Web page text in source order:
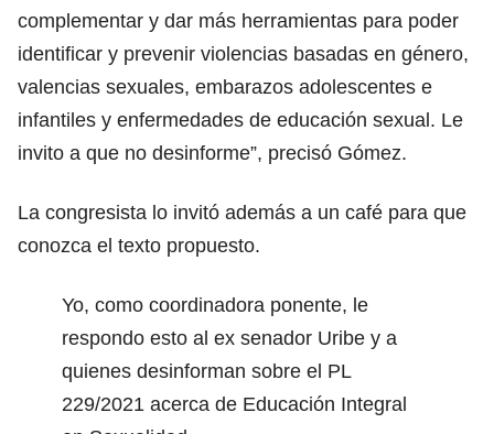
complementar y dar más herramientas para poder
identificar y prevenir violencias basadas en género,
valencias sexuales, embarazos adolescentes e
infantiles y enfermedades de educación sexual. Le
invito a que no desinforme”, precisó Gómez.
La congresista lo invitó además a un café para que
conozca el texto propuesto.
Yo, como coordinadora ponente, le
respondo esto al ex senador Uribe y a
quienes desinforman sobre el PL
229/2021 acerca de Educación Integral